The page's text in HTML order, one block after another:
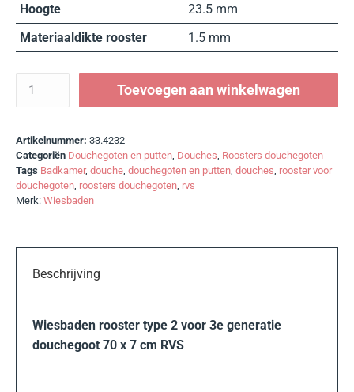
Hoogte
23.5 mm
Materiaaldikte rooster
1.5 mm
Toevoegen aan winkelwagen
Artikelnummer: 33.4232
Categoriën Douchegoten en putten Douches Roosters douchegoten
Tags Badkamer, douche douchegoten en putten douches rooster voor
douchegoten roosters douchegoten rvs
Merk: Wiesbaden
Beschrijving
Wiesbaden rooster type 2 voor 3e generatie
douchegoot 70 x 7 cm RVS